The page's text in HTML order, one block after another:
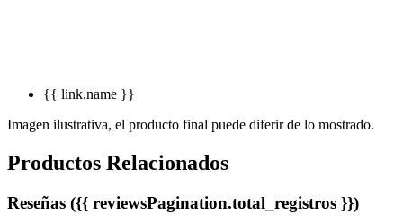
{{ link.name }}
Imagen ilustrativa, el producto final puede diferir de lo mostrado.
Productos Relacionados
Reseñas ({{ reviewsPagination.total_registros }})